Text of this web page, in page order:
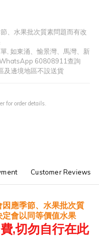
、水果批次質素問題而有改
, 如東涌、愉景灣、馬灣、新
60808911查詢
及邊境地區不設送貨
for order details.
Customer Reviews
應季節、水果批次質
會以同等價值水果
,切勿自行在此